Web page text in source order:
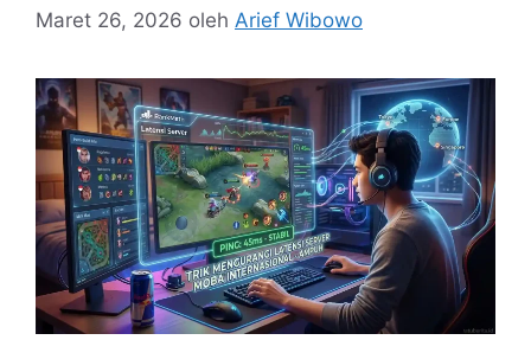
Maret 26, 2026 oleh Arief Wibowo